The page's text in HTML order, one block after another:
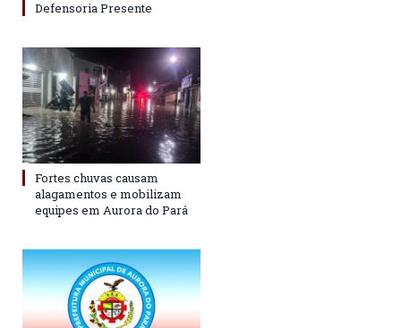
Defensoria Presente
Fortes chuvas causam
alagamentos e mobilizam
equipes em Aurora do Pará